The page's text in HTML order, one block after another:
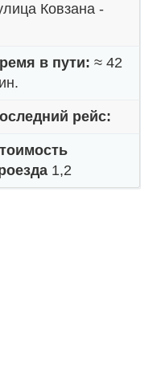
Ковзана -
в пути: ≈ 42
рейс:
1,2